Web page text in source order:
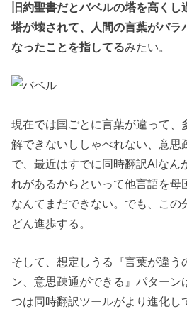
旧約聖書だとバベルの塔を高く
塔が壊されて、人間の言葉がバラ
なったことを指してるみたい。
現在では国ごとに言葉が違って、
解できないししゃべれない、意思
で、最近はすでに同時翻訳AIなん
れがあるからといって他言語を母
なんてまだできない。でも、この
どん進歩する。
そして、想定しうる『言葉が違う
ン、意思疎通ができる』パターン
つは同時翻訳ツールがより進化し